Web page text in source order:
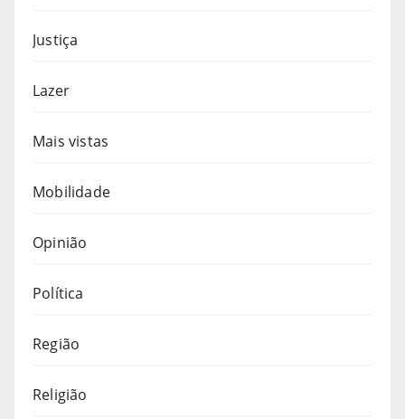
Justiça
Lazer
Mais vistas
Mobilidade
Opinião
Política
Região
Religião